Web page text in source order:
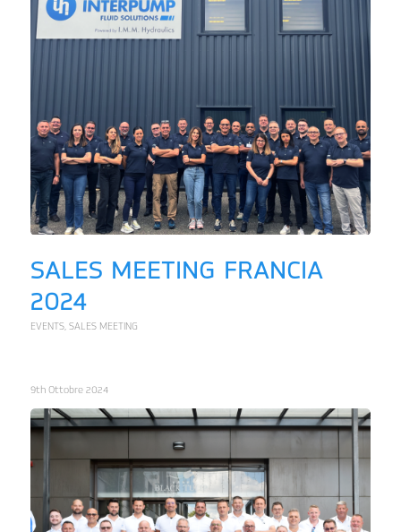
SALES MEETING FRANCIA
2024
EVENTS, SALES MEETING
9th Ottobre 2024